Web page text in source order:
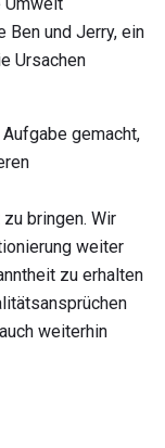
und Jerry, ein
Ursachen
gemacht,
bringen. Wir
weiter
zu erhalten
weiterhin